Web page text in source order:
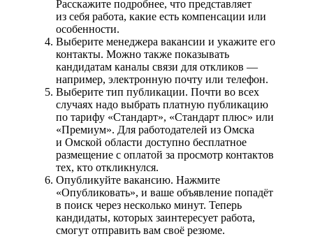
Расскажите подробнее, что представляет
из себя работа, какие есть компенсации или
особенности.
Выберите менеджера вакансии и укажите его
контакты. Можно также показывать
кандидатам каналы связи для откликов —
например, электронную почту или телефон.
Выберите тип публикации. Почти во всех
случаях надо выбрать платную публикацию
по тарифу «Стандарт», «Стандарт плюс» или
«Премиум». Для работодателей из Омска
и Омской области доступно бесплатное
размещение с оплатой за просмотр контактов
тех, кто откликнулся.
Опубликуйте вакансию. Нажмите
«Опубликовать», и ваше объявление попадёт
в поиск через несколько минут. Теперь
кандидаты, которых заинтересует работа,
смогут отправить вам своё резюме.